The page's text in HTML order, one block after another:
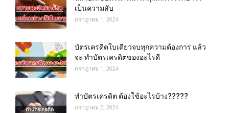
เป็นความลับ
กรกฎาคม 1, 2024
บัตรเครดิตใบเดียวจบทุกความต้องการ แล้ว
จะ ทำบัตรเครดิตของอะไรดี
กรกฎาคม 1, 2024
ทำบัตรเครดิต ต้องใช้อะไรบ้าง?????
กรกฎาคม 2, 2024